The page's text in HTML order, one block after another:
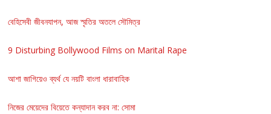
বেহিসেবী জীবনযাপন, আজ স্মৃতির অতলে সৌমিত্র
9 Disturbing Bollywood Films on Marital Rape
আশা জাগিয়েও ব্যর্থ যে নয়টি বাংলা ধারাবাহিক
নিজের মেয়েদের বিয়েতে কন্যাদান করব না: সোমা